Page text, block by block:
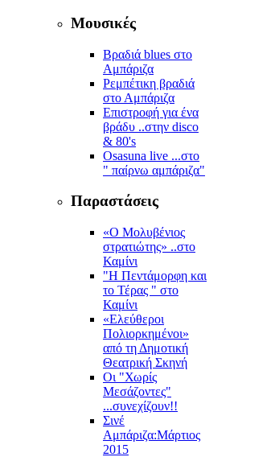
Μουσικές
Βραδιά blues στο
Αμπάριζα
Ρεμπέτικη βραδιά
στο Αμπάριζα
Επιστροφή για ένα
βράδυ ..στην disco
& 80's
Osasuna live ...στο
" παίρνω αμπάριζα"
Παραστάσεις
«Ο Μολυβένιος
στρατιώτης» ..στο
Καμίνι
"Η Πεντάμορφη και
το Τέρας " στο
Καμίνι
«Ελεύθεροι
Πολιορκημένοι»
από τη Δημοτική
Θεατρική Σκηνή
Οι "Χωρίς
Μεσάζοντες"
...συνεχίζουν!!
Σινέ
Αμπάριζα:Mάρτιος
2015